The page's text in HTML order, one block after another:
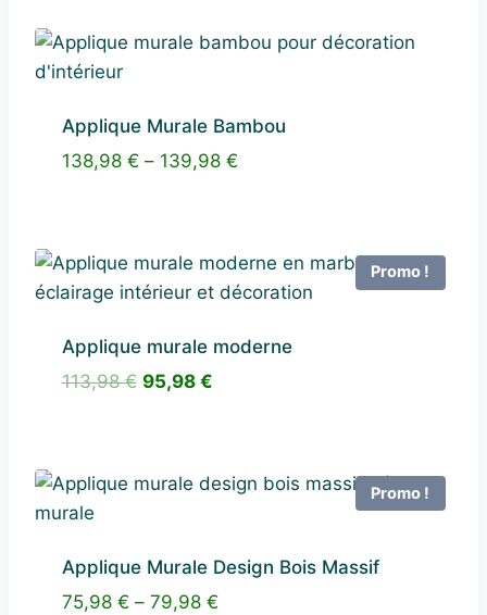
89,98 €.64,98 €.
Applique Murale Bambou
138,98 € – 139,98 €
Promo !
Applique murale moderne
113,98€ Le
113,98 €.
95,98 €Le
95,98 €.
Promo !
Applique Murale Design Bois Massif
75,98 € – 79,98 €